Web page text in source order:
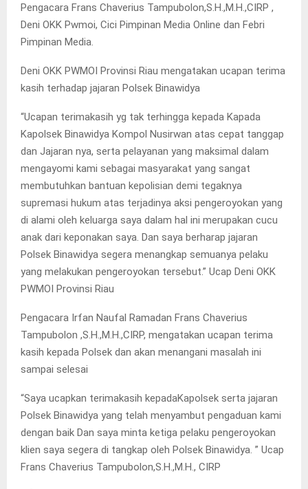
Pengacara Frans Chaverius Tampubolon,S.H.,M.H.,CIRP ,
Deni OKK Pwmoi, Cici Pimpinan Media Online dan Febri
Pimpinan Media.
Deni OKK PWMOI Provinsi Riau mengatakan ucapan terima
kasih terhadap jajaran Polsek Binawidya
“Ucapan terimakasih yg tak terhingga kepada Kapada
Kapolsek Binawidya Kompol Nusirwan atas cepat tanggap
dan Jajaran nya, serta pelayanan yang maksimal dalam
mengayomi kami sebagai masyarakat yang sangat
membutuhkan bantuan kepolisian demi tegaknya
supremasi hukum atas terjadinya aksi pengeroyokan yang
di alami oleh keluarga saya dalam hal ini merupakan cucu
anak dari keponakan saya. Dan saya berharap jajaran
Polsek Binawidya segera menangkap semuanya pelaku
yang melakukan pengeroyokan tersebut.” Ucap Deni OKK
PWMOI Provinsi Riau
Pengacara Irfan Naufal Ramadan Frans Chaverius
Tampubolon ,S.H.,M.H.,CIRP, mengatakan ucapan terima
kasih kepada Polsek dan akan menangani masalah ini
sampai selesai
“Saya ucapkan terimakasih kepadaKapolsek serta jajaran
Polsek Binawidya yang telah menyambut pengaduan kami
dengan baik Dan saya minta ketiga pelaku pengeroyokan
klien saya segera di tangkap oleh Polsek Binawidya. ” Ucap
Frans Chaverius Tampubolon,S.H.,M.H., CIRP